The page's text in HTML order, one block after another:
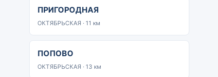
ПРИГОРОДНАЯ
ОКТЯБРЬСКАЯ · 11 км
ПОПОВО
ОКТЯБРЬСКАЯ · 13 км